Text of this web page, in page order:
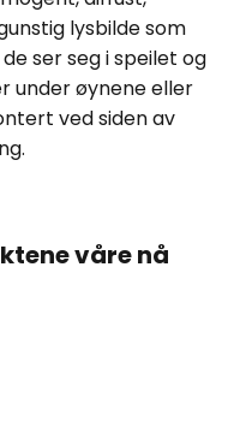
lysbilde som
ser seg i speilet og
under øynene eller
ved siden av
våre nå